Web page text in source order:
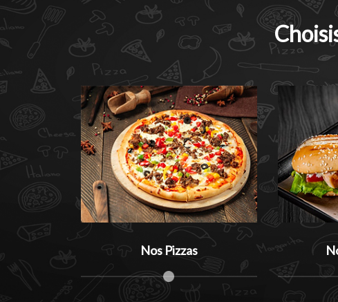
Nos pizzas
Savourez nos délicieuses pizzas.
Nos Pizzas
Nos